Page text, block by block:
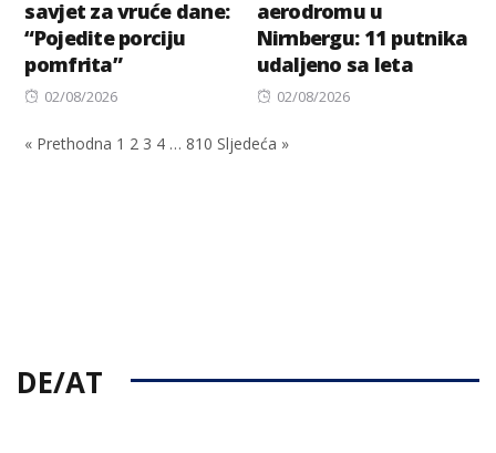
savjet za vruće dane:
“Pojedite porciju
pomfrita”
Posted
02/08/2026
aerodromu u
Nirnbergu: 11 putnika
udaljeno sa leta
Posted
02/08/2026
« Prethodna 1 2 3 4 … 810 Sljedeća »
DE/AT